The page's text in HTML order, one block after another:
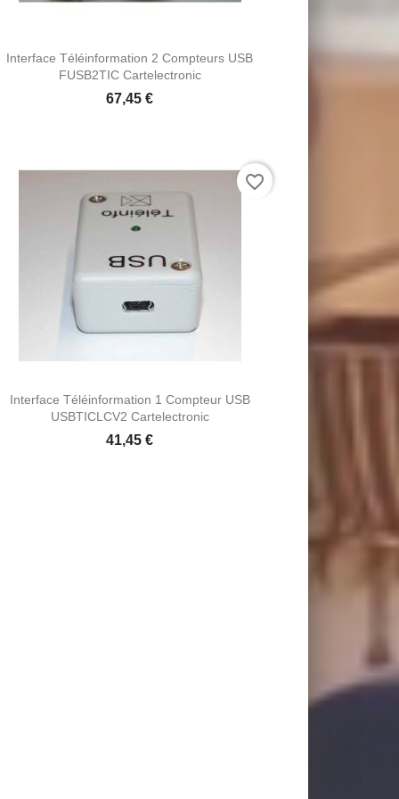
Interface Téléinformation 2 Compteurs USB
FUSB2TIC Cartelectronic
67,45 €
Interface Téléinformation 1 Compteur USB
USBTICLCV2 Cartelectronic
41,45 €
favorite_border